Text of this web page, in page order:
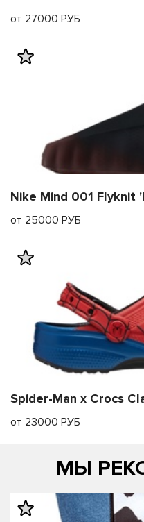
от 27000 РУБ
Nike Mind 001 Flyknit
от 25000 РУБ
Spider-Man x Crocs
от 23000 РУБ
МЫ